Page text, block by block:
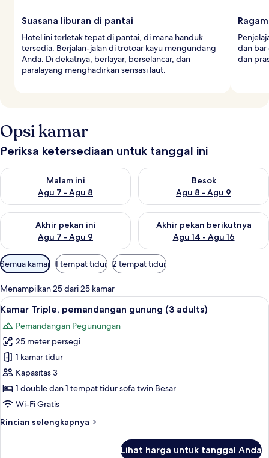
Suasana liburan di pantai
Hotel ini terletak tepat di pantai, di mana handuk
tersedia. Berjalan-jalan di trotoar kayu mengundang
Anda. Di dekatnya, berlayar, berselancar, dan
paralayang menghadirkan sensasi laut.
dan bar
dan
Opsi kamar
Periksa ketersediaan untuk tanggal ini
Malam ini
Agu 7 - Agu 8
Periksa ketersediaan untuk malam ini Agu 7 - Agu 8
Besok
Agu 8 - Agu 9
Periksa ketersediaan untuk
Akhir pekan ini
Agu 7 - Agu 9
Periksa ketersediaan untuk akhir pekan ini Agu 7 - Agu 9
Akhir pekan berikutnya
Agu 14 - Agu 16
Periksa ketersediaan untuk
Filter
tersedia
untuk
kamar
Semua kamar 1 tempat tidur 2 tempat tidur
Menampilkan 25 dari 25 kamar
Lihat
semua
foto
untuk
Kamar
Triple,
pemandangan
gunung
adults)
Seprai antialergi, selimut bulu angsa,
8
Kamar Triple, pemandangan gunung (3 adults)
Pemandangan Pegunungan
25 meter persegi
1 kamar tidur
Kapasitas 3
1 double dan 1 tempat tidur sofa twin Besar
Wi-Fi Gratis
Rincian selengkapnya
Rincian
Lihat harga untuk tanggal Anda